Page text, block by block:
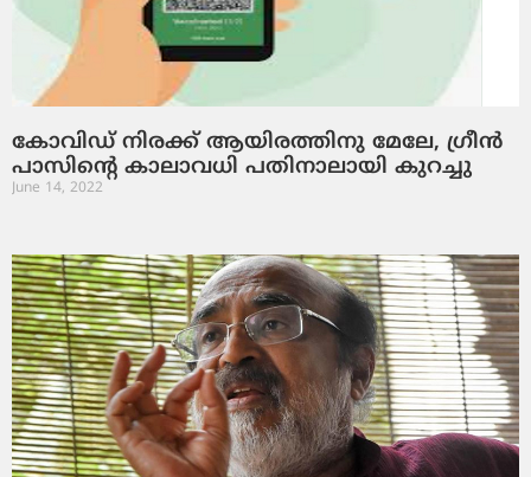
കോവിഡ് നിരക്ക് ആയിരത്തിനു മേലേ, ഗ്രീന്‍
പാസിന്റെ കാലാവധി പതിനാലായി കുറച്ചു
June 14, 2022